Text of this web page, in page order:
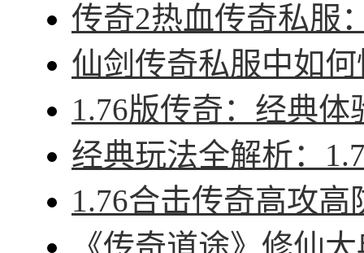
传奇2热血传奇私服
仙剑传奇私服中如
1.76版传奇：经典
经典玩法全解析：
1.76合击传奇高攻